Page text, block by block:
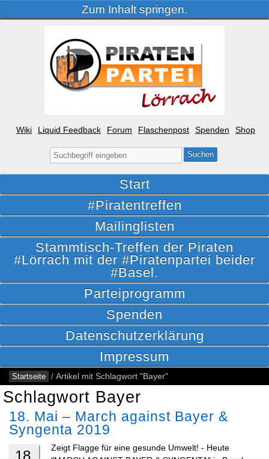
Zum Inhalt springen.
Wiki Liquid Feedback Forum Flaschenpost Spenden Shop
Suche
nach:
Start
#Piratentreffen
Mailinglisten
Stammtisch-Treffen der Piraten
#Lörrach mit der #Piratenpartei beider
#Basel.
Parteiprogramm
Spenden
Datenschutzerklärung
Impressum
Startseite / Artikel mit Schlagwort "Bayer"
Schlagwort Bayer
18. Mai – March against Bayer &
Syngenta 2019
18.
Zeigt Flagge für eine gesunde Umwelt! - Heute